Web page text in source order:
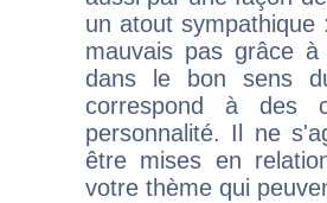
un atout
mauvais pas grâce
dans le bon sens
correspond à des
personnalité. Il ne
être mises en
votre thème qui